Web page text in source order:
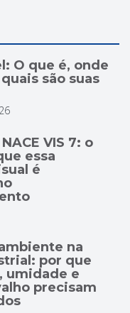
O que é, onde
são suas
VIS 7: o
essa
é
na
por que
umidade e
precisam